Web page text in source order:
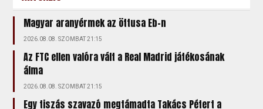
Magyar aranyérmek az öttusa Eb-n
2026.08.08. SZOMBAT 21:15
Az FTC ellen valóra vált a Real Madrid játékosának
álma
2026.08.08. SZOMBAT 21:15
Egy tiszás szavazó megtámadta Takács Pétert a